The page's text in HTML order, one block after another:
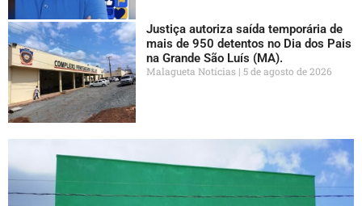
Justiça autoriza saída temporária de
mais de 950 detentos no Dia dos Pais
na Grande São Luís (MA).
Malagueta Notícias 5 de agosto de 2026